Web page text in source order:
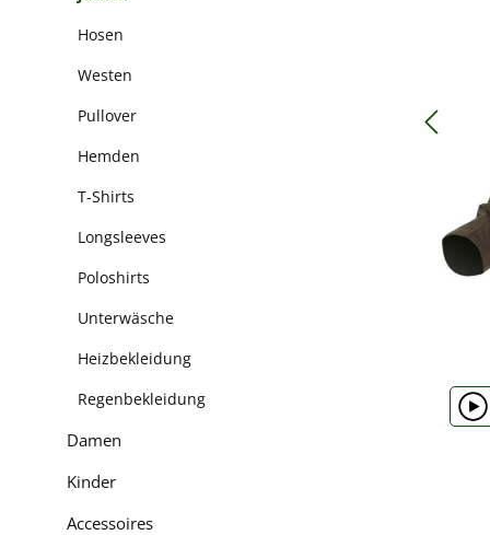
Hosen
Westen
Pullover
Hemden
T-Shirts
Longsleeves
Poloshirts
Unterwäsche
Heizbekleidung
Regenbekleidung
Damen
Kinder
Accessoires